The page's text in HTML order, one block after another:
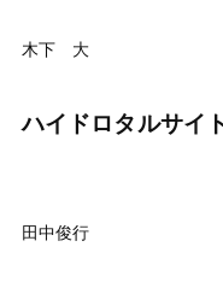
木下 大
ハイドロタルサ
田中俊行